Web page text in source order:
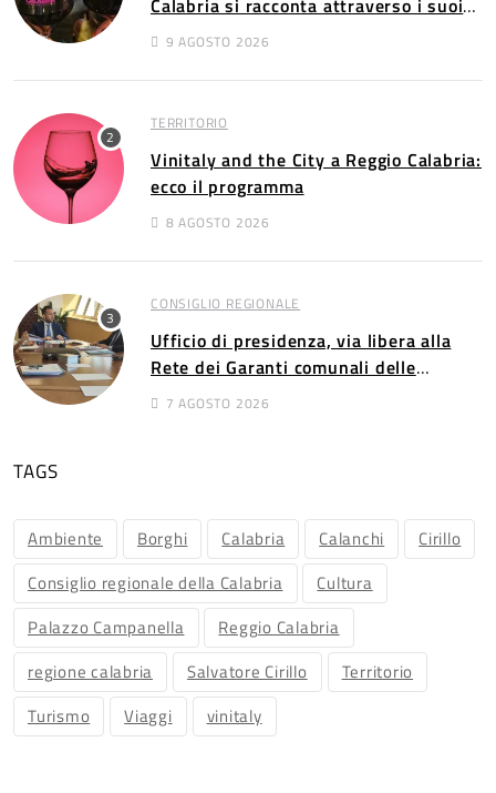
vini9 AGOSTO 2026
TERRITORIO
Vinitaly and the City a Reggio Calabria:
ecco il programma
8 AGOSTO 2026
CONSIGLIO REGIONALE
Ufficio di presidenza, via libera alla
Rete dei Garanti comunali delle
persone con disabilità​​
7 AGOSTO 2026
TAGS
Ambiente Borghi Calabria Calanchi
Cirillo
Consiglio regionale della Calabria
Cultura
Palazzo Campanella
Reggio Calabria
regione calabria
Salvatore Cirillo
Territorio
Turismo
Viaggi vinitaly